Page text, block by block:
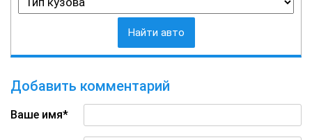
Найти авто
Добавить комментарий
Ваше имя*